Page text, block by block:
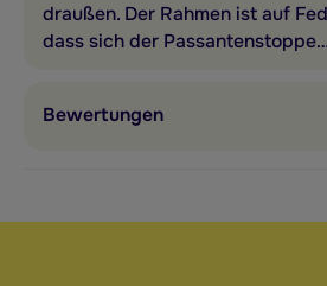
draußen. Der Rahmen ist auf
dass sich der
Bewertungen